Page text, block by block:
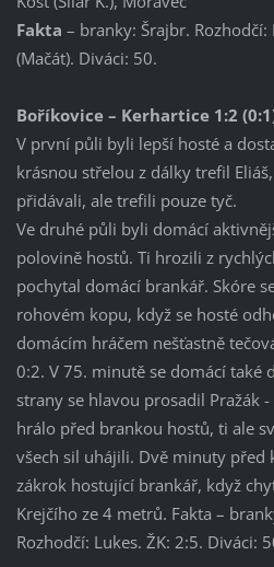
Fakta – branky: Šrajbr. Rozhodčí:
(Mačát). Diváci: 50.
Boříkovice – Kerhartice 1:2
V první půli byli lepší hosté a
krásnou střelou z dálky trefil
přidávali, ale trefili pouze tyč.
Ve druhé půli byli domácí
polovině hostů. Ti hrozili z
pochytal domácí brankář. Skóre
rohovém kopu, když se hosté
domácím hráčem nešťastně
0:2. V 75. minutě se domácí také
strany se hlavou prosadil Pražák
hrálo před brankou hostů, ti ale
všech sil uhájili. Dvě minuty před
zákrok hostující brankář, když
Krejčího ze 4 metrů. Fakta –
Rozhodčí: Lukes. ŽK: 2:5. Diváci: